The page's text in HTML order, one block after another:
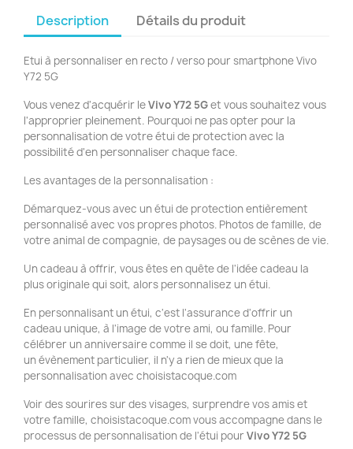
Description Détails du produit
Etui à personnaliser en recto / verso pour smartphone Vivo
Y72 5G
Vous venez d'acquérir leVivoY72 5Get vous souhaitez vous
l'approprier pleinement. Pourquoi ne pas opter pour la
personnalisation de votre étui de protection avec la
possibilité d'en personnaliser chaque face.
Les avantages de la personnalisation :
Démarquez-vous avec un étui de protection entièrement
personnalisé avec vos propres photos. Photos de famille, de
votre animal de compagnie, de paysages ou de scènes de vie.
Un cadeau à offrir, vous êtes en quête de l'idée cadeau la
plus originale qui soit, alors personnalisez un étui.
En personnalisant un étui, c'est l'assurance d'offrir un
cadeau unique, à l'image de votre ami, ou famille. Pour
célébrer un anniversaire comme il se doit, une fête,
un évènement particulier, il n'y a rien de mieux que la
personnalisation avec choisistacoque.com
Voir des sourires sur des visages, surprendre vos amis et
votre famille, choisistacoque.com vous accompagne dans le
processus de personnalisation de l'étui pour VivoY72 5G